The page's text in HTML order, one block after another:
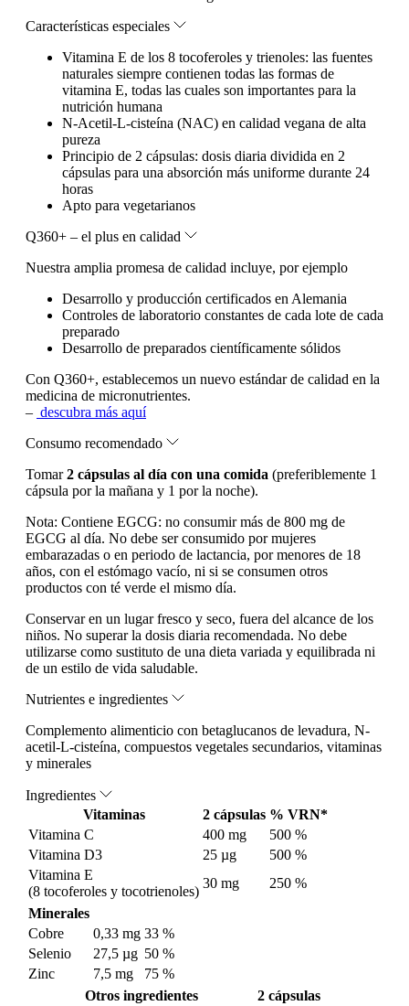
Características especiales
Vitamina E de los 8 tocoferoles y trienoles: las fuentes
naturales siempre contienen todas las formas de
vitamina E, todas las cuales son importantes para la
nutrición humana
N-Acetil-L-cisteína (NAC) en calidad vegana de alta
pureza
Principio de 2 cápsulas: dosis diaria dividida en 2
cápsulas para una absorción más uniforme durante 24
horas
Apto para vegetarianos
Q360+ – el plus en calidad
Nuestra amplia promesa de calidad incluye, por ejemplo
Desarrollo y producción certificados en Alemania
Controles de laboratorio constantes de cada lote de cada
preparado
Desarrollo de preparados científicamente sólidos
Con Q360+, establecemos un nuevo estándar de calidad en la
medicina de micronutrientes.
– descubra más aquí
Consumo recomendado
Tomar2 cápsulas al día con una comida (preferiblemente 1
cápsula por la mañana y 1 por la noche).
Nota: Contiene EGCG: no consumir más de 800 mg de
EGCG al día. No debe ser consumido por mujeres
embarazadas o en periodo de lactancia, por menores de 18
años, con el estómago vacío, ni si se consumen otros
productos con té verde el mismo día.
Conservar en un lugar fresco y seco, fuera del alcance de los
niños. No superar la dosis diaria recomendada. No debe
utilizarse como sustituto de una dieta variada y equilibrada ni
de un estilo de vida saludable.
Nutrientes e ingredientes
Complemento alimenticio con betaglucanos de levadura, N-
acetil-L-cisteína, compuestos vegetales secundarios, vitaminas
y minerales
Ingredientes
Vitaminas
2 cápsulas % VRN*
Vitamina C
400 mg
500 %
Vitamina D3
25 µg
500 %
Vitamina E
(8 tocoferoles y tocotrienoles)
30 mg
250 %
Minerales
Cobre
0,33 mg 33 %
Selenio
27,5 µg 50 %
Zinc
7,5 mg
75 %
Otros ingredientes
2 cápsulas